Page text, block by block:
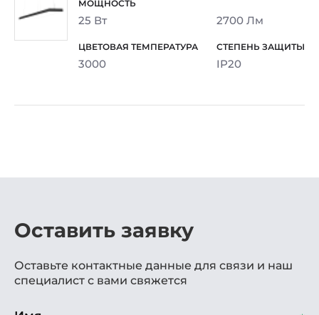
25 Вт 2700 Лм
3000 IP20
Оставить заявку
Оставьте контактные данные для связи и наш
специалист с вами свяжется